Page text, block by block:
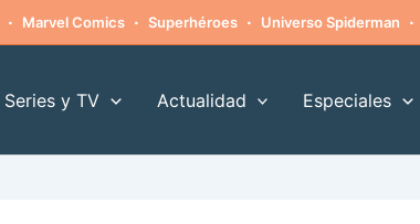
· Marvel Comics · Superhéroes · Universo Spiderman ·
Series y TV Actualidad Especiales